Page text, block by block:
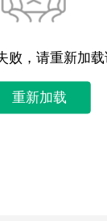
败，请重新加载
重新加载